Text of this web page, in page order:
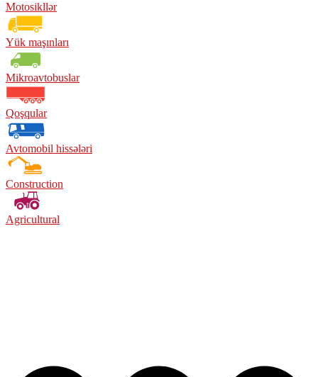
Motosikllər
Yük maşınları
Mikroavtobuslar
Qoşqular
Avtomobil hissələri
Construction
Agricultural